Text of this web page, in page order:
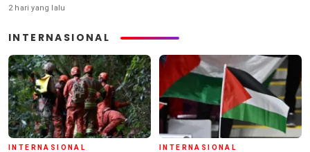
2 hari yang lalu
INTERNASIONAL
INTERNASIONAL INTERNASIONAL